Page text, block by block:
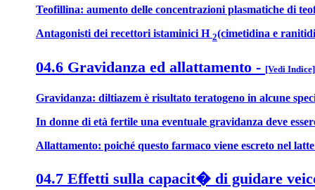
Teofillina: aumento delle concentrazioni plasmatiche di
Antagonisti dei recettori istaminici H 2(cimetidina e
04.6 Gravidanza ed allattamento - [Vedi Indice]
Gravidanza: diltiazem è risultato teratogeno in alcune
In donne di età fertile una eventuale gravidanza deve
Allattamento: poiché questo farmaco viene escreto nel
04.7 Effetti sulla capacit� di guidare